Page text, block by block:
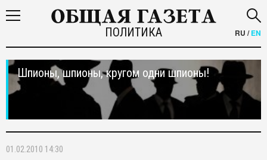
ПОЛИТИКА RU /EN
Шпионы, шпионы, кругом одни шпионы!
01.02.2010 14:30